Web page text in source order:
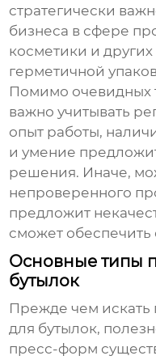
стратегически
бизнеса в сфере
косметики и
герметичной
Помимо очевидных
важно учитывать
опыт работы,
и умение
решения. Иначе,
непроверенного
предложит
сможет обеспечить
Основные типы
бутылок
Прежде чем искать
для бутылок,
пресс-форм